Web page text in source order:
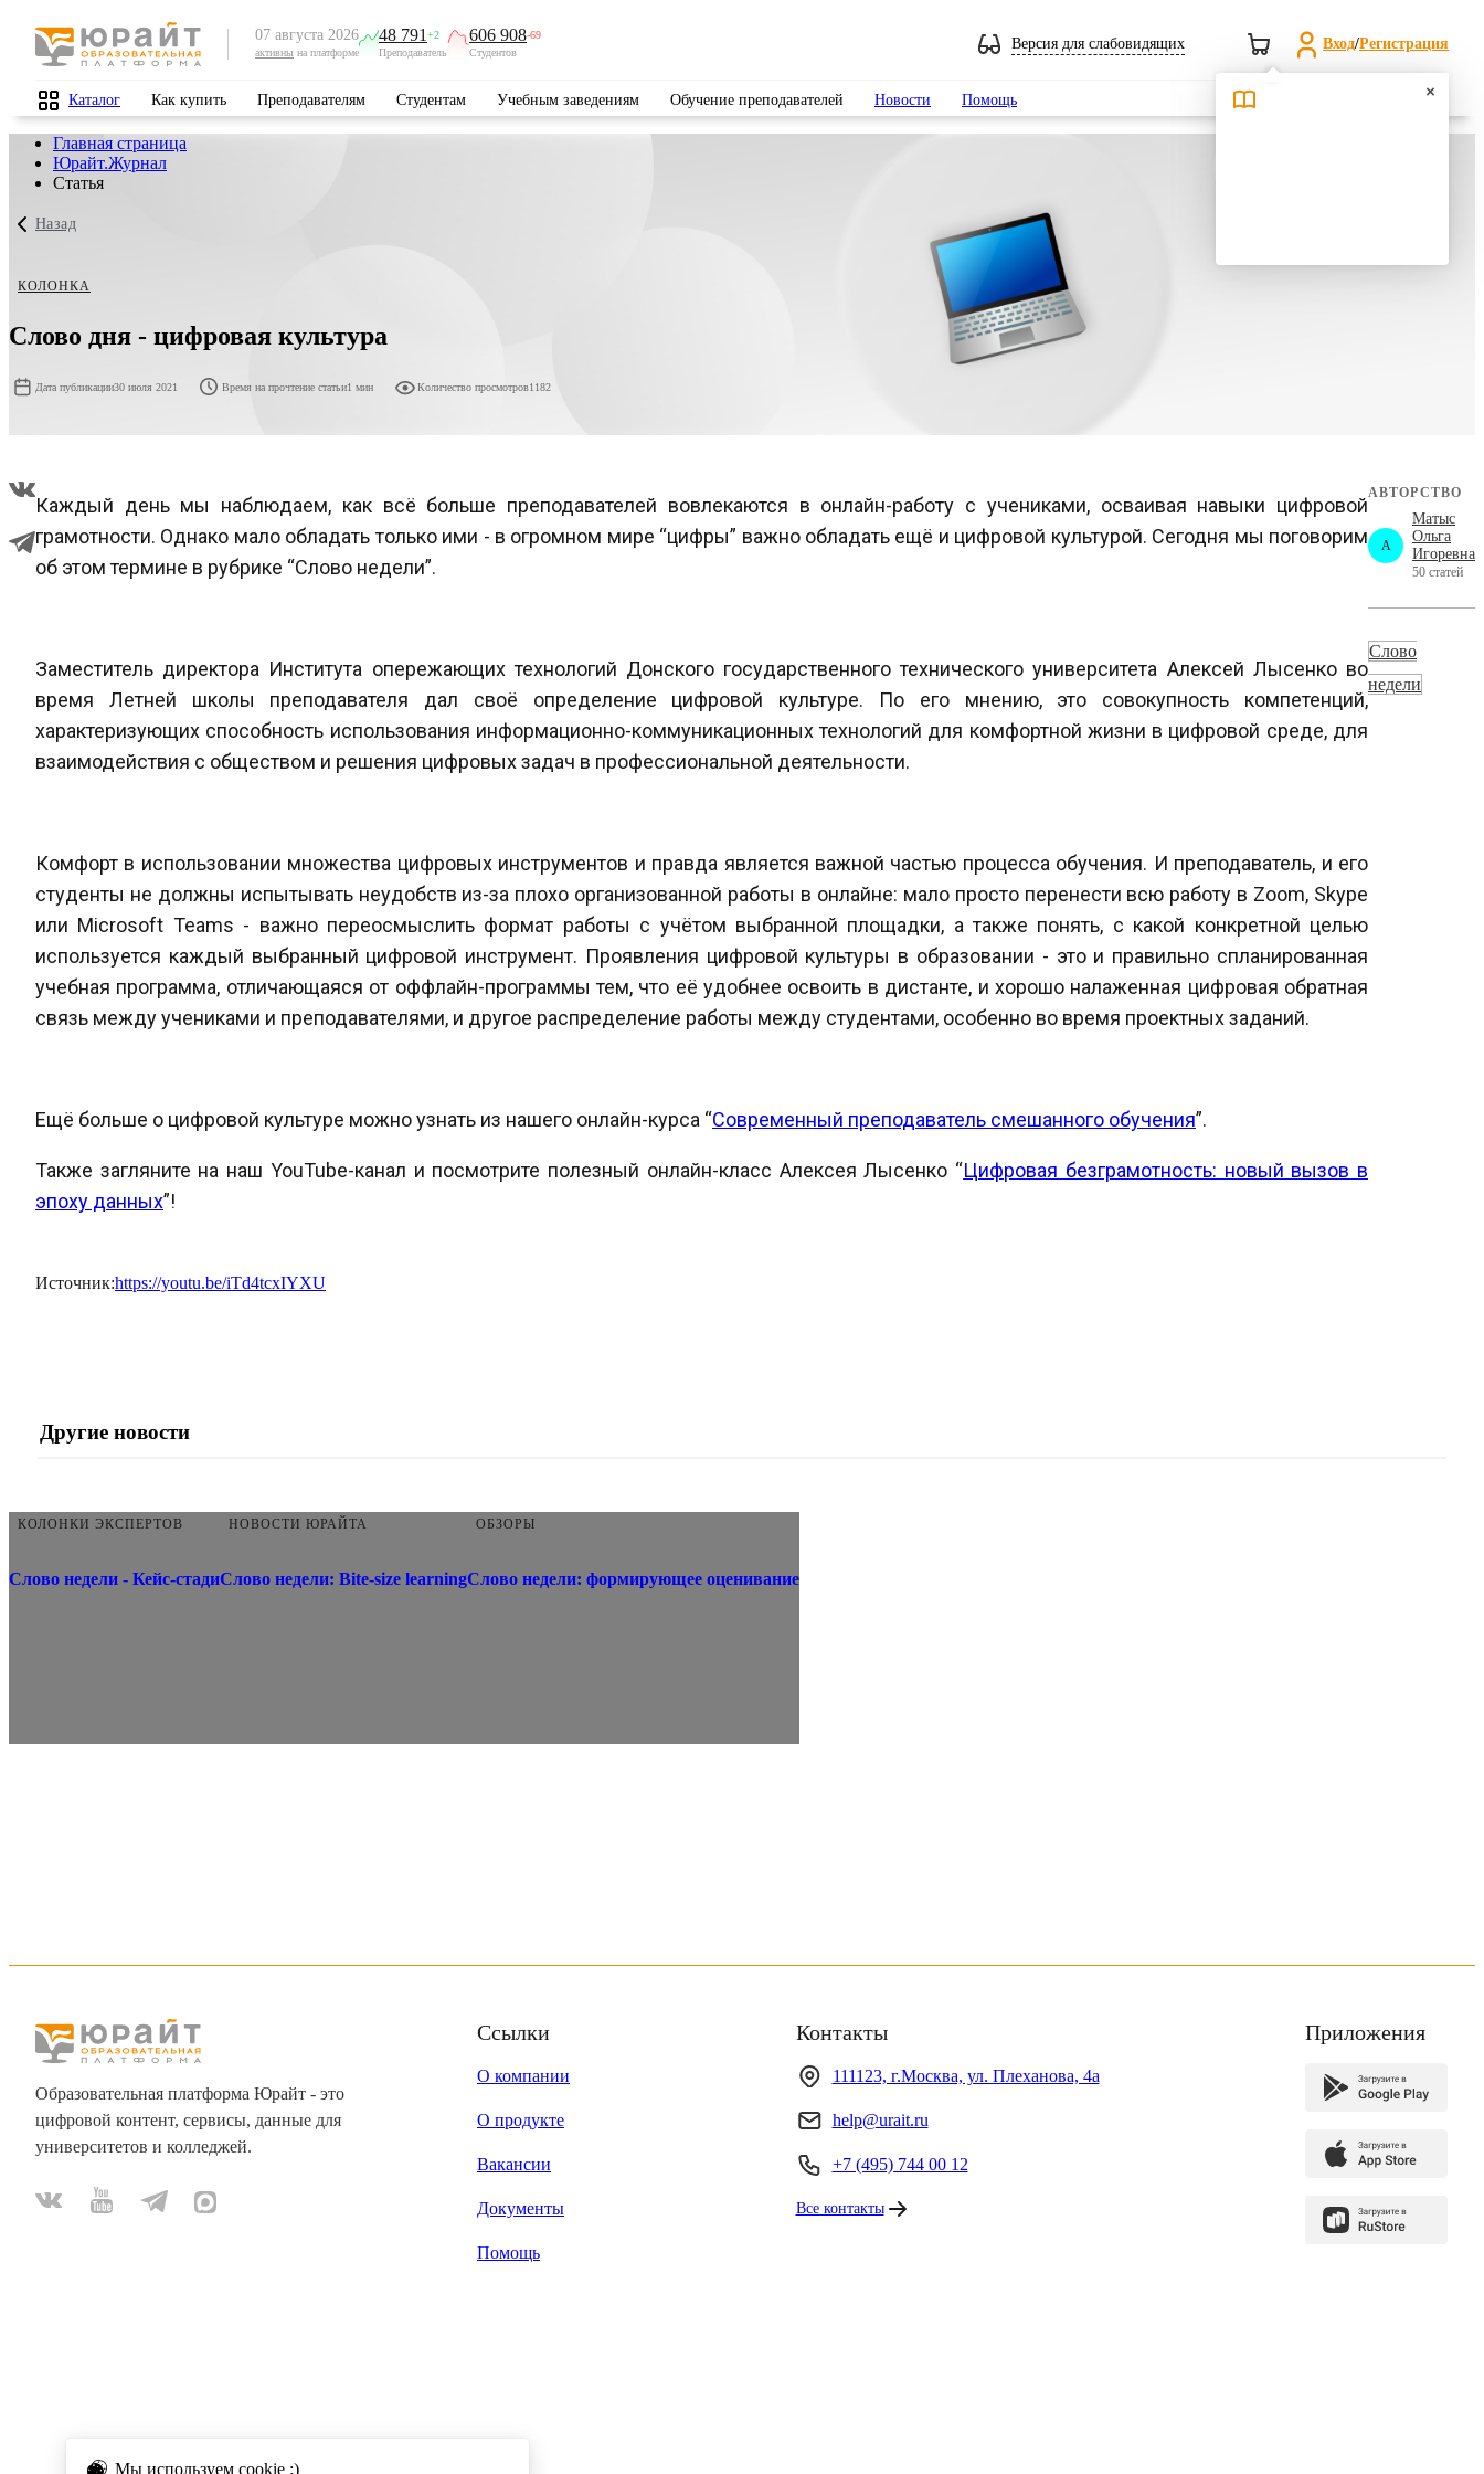
07 августа 2026
активны на платформе
48 791 +2
Преподаватель
606 908-69
Студентов
Версия для слабовидящих Вход/Регистрация
Каталог Как купить Преподавателям Студентам Учебным заведениям Обучение преподавателей Новости Помощь Поиск
Главная страница
Юрайт.Журнал
Статья
Назад
КОЛОНКА
Слово дня - цифровая культура
Дата публикации30 июля 2021 Время на прочтение статьи1 мин Количество просмотров1182
Каждый день мы наблюдаем, как всё больше преподавателей вовлекаются в онлайн-работу с учениками, осваивая навыки цифровой
грамотности. Однако мало обладать только ими - в огромном мире “цифры” важно обладать ещё и цифровой культурой. Сегодня мы поговорим
об этом термине в рубрике “Слово недели”.
Заместитель директора Института опережающих технологий Донского государственного технического университета Алексей Лысенко во
время Летней школы преподавателя дал своё определение цифровой культуре. По его мнению, это совокупность компетенций,
характеризующих способность использования информационно-коммуникационных технологий для комфортной жизни в цифровой среде, для
взаимодействия с обществом и решения цифровых задач в профессиональной деятельности.
Комфорт в использовании множества цифровых инструментов и правда является важной частью процесса обучения. И преподаватель, и его
студенты не должны испытывать неудобств из-за плохо организованной работы в онлайне: мало просто перенести всю работу в Zoom, Skype
или Microsoft Teams - важно переосмыслить формат работы с учётом выбранной площадки, а также понять, с какой конкретной целью
используется каждый выбранный цифровой инструмент. Проявления цифровой культуры в образовании - это и правильно спланированная
учебная программа, отличающаяся от оффлайн-программы тем, что её удобнее освоить в дистанте, и хорошо налаженная цифровая обратная
связь между учениками и преподавателями, и другое распределение работы между студентами, особенно во время проектных заданий.
Ещё больше о цифровой культуре можно узнать из нашего онлайн-курса “Современный преподаватель смешанного обучения”.
Также загляните на наш YouTube-канал и посмотрите полезный онлайн-класс Алексея Лысенко “Цифровая безграмотность: новый вызов в
эпоху данных”!
Источник:https://youtu.be/iTd4tcxIYXU
АВТОРСТВО
A
Матыс
Ольга
Игоревна
50 статей
Слово
недели
Другие новости
КОЛОНКИ ЭКСПЕРТОВ
Слово недели - Кейс-стади
НОВОСТИ ЮРАЙТА
Слово недели: Bite-size learning
ОБЗОРЫ
Слово недели: формирующее оценивание
Мы используем cookie :)
Образовательная платформа Юрайт - это
цифровой контент, сервисы, данные для
университетов и колледжей.
Ссылки
О компании
О продукте
Вакансии
Документы
Помощь
Контакты
111123, г.Москва, ул. Плеханова, 4а
help@urait.ru
+7 (495) 744 00 12
Все контакты
Приложения